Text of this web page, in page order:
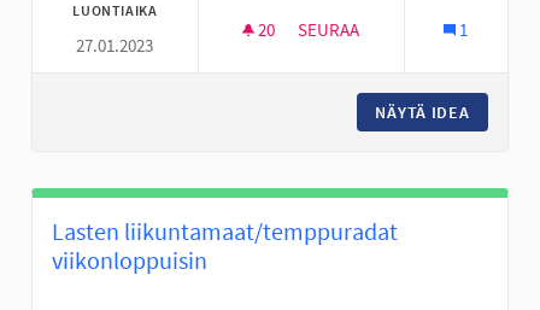
LUONTIAIKA
27.01.2023
20 20 SEURAAJAA
SEURAA 1
NÄYTÄ IDEA
Lasten liikuntamaat/temppuradat
viikonloppuisin